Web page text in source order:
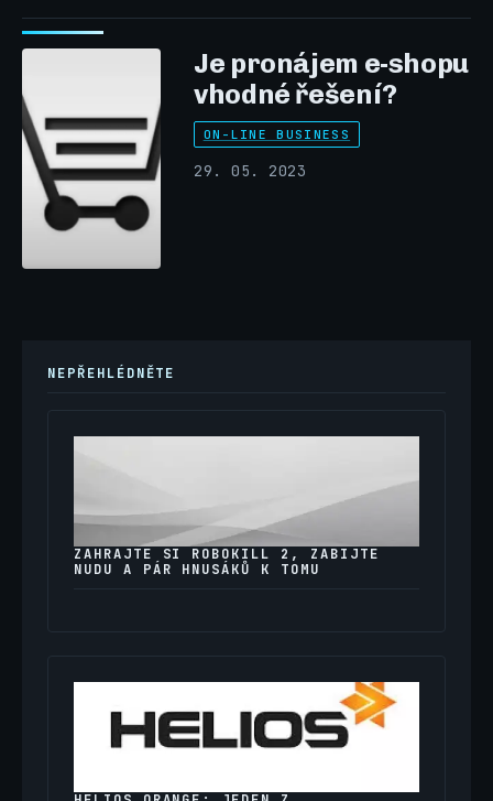
Je pronájem e-shopu
vhodné řešení?
ON-LINE BUSINESS
29. 05. 2023
NEPŘEHLÉDNĚTE
ZAHRAJTE SI ROBOKILL 2, ZABIJTE
NUDU A PÁR HNUSÁKŮ K TOMU